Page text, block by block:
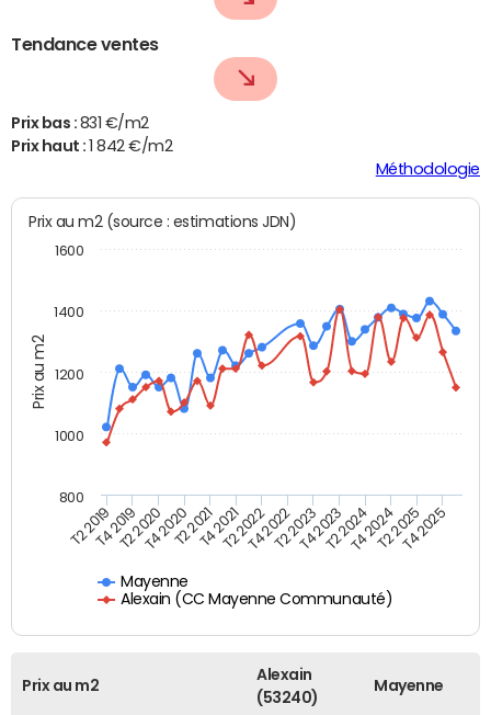
Tendance ventes
Prix bas : 831 €/m2
Prix haut :
1 842 €/m2
Méthodologie
Prix au m2
Prix au m2 (source : estimations JDN)
Mayenne
Alexain (CC Mayenne Communauté)
T2 2019T4 2019T2 2020T4 2020T2 2021T4 2021T2 2022T4 2022T2 2023T4 2023T2 2024T4 2024T2 2025T4 2025
1000
1200
1400
800
1600
Prix au m2
Alexain
(53240)
Mayenne